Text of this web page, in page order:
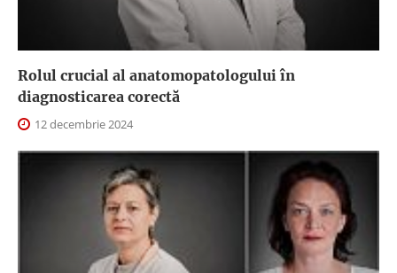
Rolul crucial al anatomopatologului în
diagnosticarea corectă
12 decembrie 2024